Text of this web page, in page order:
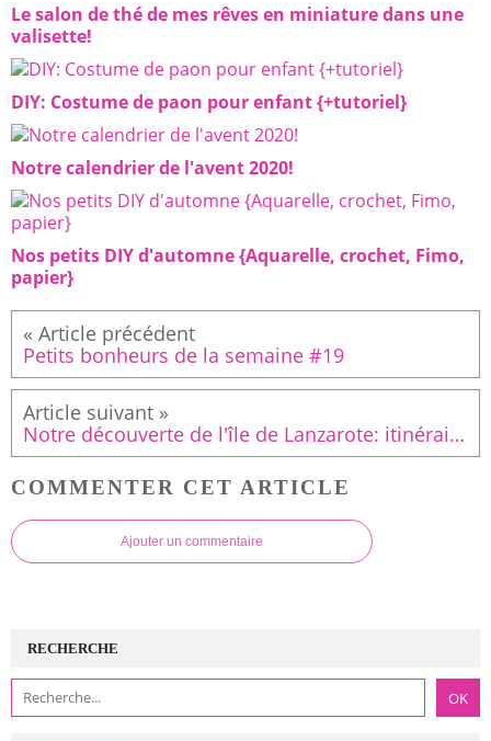
Le salon de thé de mes rêves en miniature dans une
valisette!
DIY: Costume de paon pour enfant {+tutoriel}
Notre calendrier de l'avent 2020!
Nos petits DIY d'automne {Aquarelle, crochet, Fimo,
papier}
Petits bonheurs de la semaine #19
Notre découverte de l'île de Lanzarote: itinéraire de notre road trip de 6 jours avec les enfants (8 ans et demi et 6 ans et demi)!
COMMENTER CET ARTICLE
Ajouter un commentaire
RECHERCHE